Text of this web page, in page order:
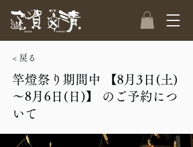
< 戻る
竿燈祭り期間中 【8月3日(土)
～8月6日(日)】 のご予約につ
いて